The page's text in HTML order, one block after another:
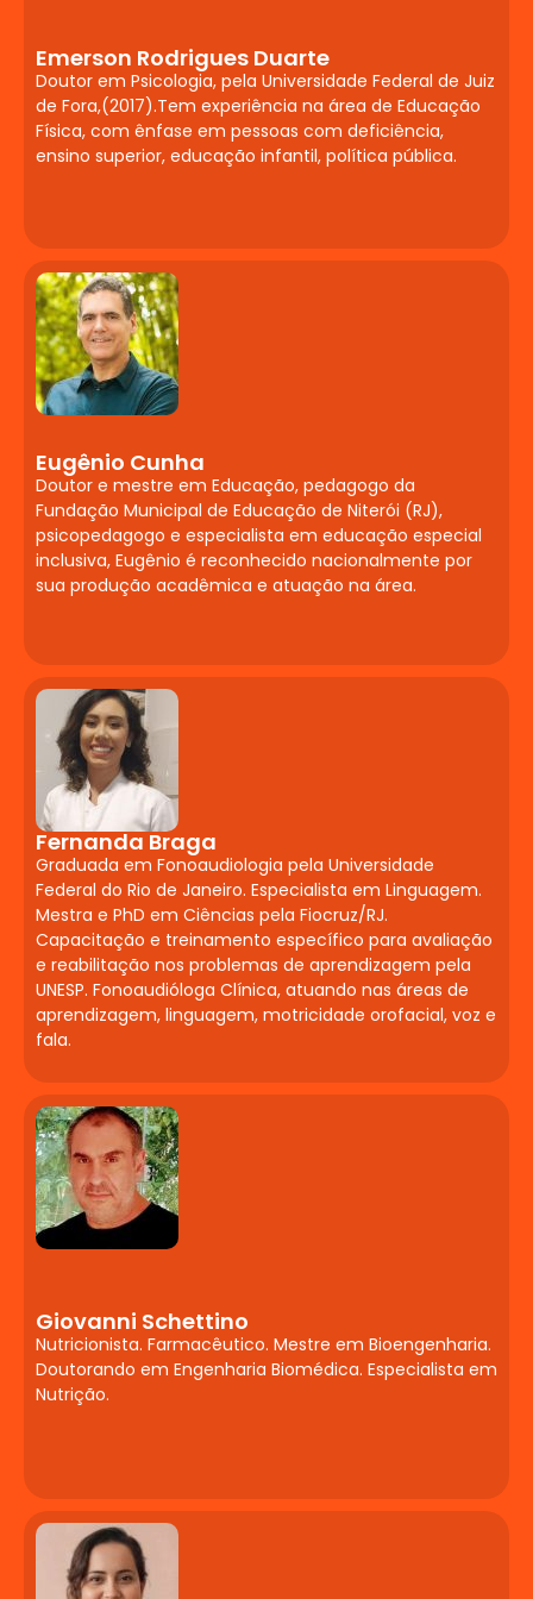
Saúde mental na infância e adolescência.
Transtornos emocionais e
comportamentais no contexto escolar.
Estratégias de acolhimento e mediação
de conflitos. Cuidado com o bem-estar
Tecnologias
Assistivas e Recursos
Digitais para Inclusão
Fundamentos da tecnologia assistiva e
das TIC na educação. Softwares,
acessibilidade. Ambientes digitais de
aprendizagem inclusivos.
Planejamento e
Avaliação Inclusiva
Aprendizagem (DUA). Planejamento de
aulas acessíveis. Avaliação formativa,
diagnóstica e adaptada. Instrumentos de
acompanhamento da aprendizagem
inclusiva. Documentos obrigatórios do
AEE.
Estágio
Supervisionado em
Neuropsicopedagogia
Institucional
Acompanhamento de casos em
transtornos de aprendizagem ou
desenvolvimento causem problemas de
aprendizagem ou comportamento.
Enfoque na formação continuada da
equipe pedagógica para
reconhecimento, encaminhamento e
escola. Planejamento e mediação
pedagógica para alunos com deficiência,
transtornos do desenvolvimento e altas
habilidades. A diversidade como princípio
para a
Neuropsicopedagogia
Emerson Rodrigues Duarte
Doutor em Psicologia, pela Universidade Federal de Juiz
de Fora,(2017).Tem experiência na área de Educação
Física, com ênfase em pessoas com deficiência,
ensino superior, educação infantil, política pública.
Eugênio Cunha
Doutor e mestre em Educação, pedagogo da
Fundação Municipal de Educação de Niterói (RJ),
psicopedagogo e especialista em educação especial
inclusiva, Eugênio é reconhecido nacionalmente por
sua produção acadêmica e atuação na área.
Fernanda Braga
Graduada em Fonoaudiologia pela Universidade
Federal do Rio de Janeiro. Especialista em Linguagem.
Mestra e PhD em Ciências pela Fiocruz/RJ.
Capacitação e treinamento específico para avaliação
e reabilitação nos problemas de aprendizagem pela
UNESP. Fonoaudióloga Clínica, atuando nas áreas de
aprendizagem, linguagem, motricidade orofacial, voz e
fala.
Giovanni Schettino
Nutricionista. Farmacêutico. Mestre em Bioengenharia.
Doutorando em Engenharia Biomédica. Especialista em
Nutrição.